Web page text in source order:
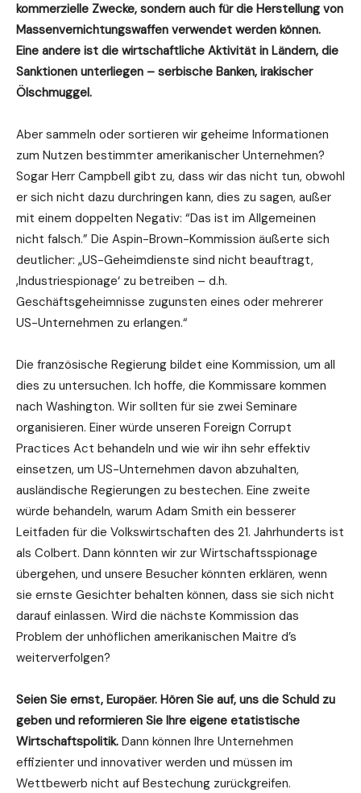
kommerzielle Zwecke, sondern auch für die Herstellung von
Massenvernichtungswaffen verwendet werden können.
Eine andere ist die wirtschaftliche Aktivität in Ländern, die
Sanktionen unterliegen – serbische Banken, irakischer
Ölschmuggel.
Aber sammeln oder sortieren wir geheime Informationen
zum Nutzen bestimmter amerikanischer Unternehmen?
Sogar Herr Campbell gibt zu, dass wir das nicht tun, obwohl
er sich nicht dazu durchringen kann, dies zu sagen, außer
mit einem doppelten Negativ: “Das ist im Allgemeinen
nicht falsch.” Die Aspin-Brown-Kommission äußerte sich
deutlicher: „US-Geheimdienste sind nicht beauftragt,
‚Industriespionage‘ zu betreiben – d.h.
Geschäftsgeheimnisse zugunsten eines oder mehrerer
US-Unternehmen zu erlangen.“
Die französische Regierung bildet eine Kommission, um all
dies zu untersuchen. Ich hoffe, die Kommissare kommen
nach Washington. Wir sollten für sie zwei Seminare
organisieren. Einer würde unseren Foreign Corrupt
Practices Act behandeln und wie wir ihn sehr effektiv
einsetzen, um US-Unternehmen davon abzuhalten,
ausländische Regierungen zu bestechen. Eine zweite
würde behandeln, warum Adam Smith ein besserer
Leitfaden für die Volkswirtschaften des 21. Jahrhunderts ist
als Colbert. Dann könnten wir zur Wirtschaftsspionage
übergehen, und unsere Besucher könnten erklären, wenn
sie ernste Gesichter behalten können, dass sie sich nicht
darauf einlassen. Wird die nächste Kommission das
Problem der unhöflichen amerikanischen Maitre d’s
weiterverfolgen?
Seien Sie ernst, Europäer. Hören Sie auf, uns die Schuld zu
geben und reformieren Sie Ihre eigene etatistische
Wirtschaftspolitik. Dann können Ihre Unternehmen
effizienter und innovativer werden und müssen im
Wettbewerb nicht auf Bestechung zurückgreifen.